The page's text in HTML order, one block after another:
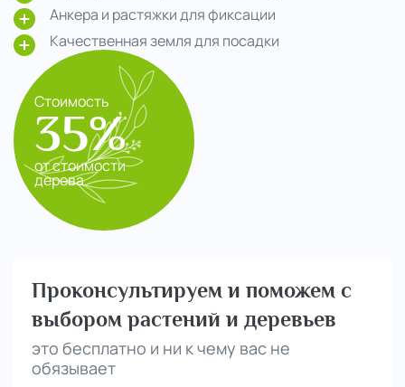
Анкера и растяжки для фиксации
Качественная земля для посадки
Стоимость
35%
от стоимости
дерева
Проконсультируем и поможем с
выбором растений и деревьев
это бесплатно и ни к чему вас не
обязывает